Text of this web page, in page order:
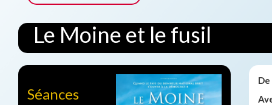
Le Moine et le fusil
Séances
De